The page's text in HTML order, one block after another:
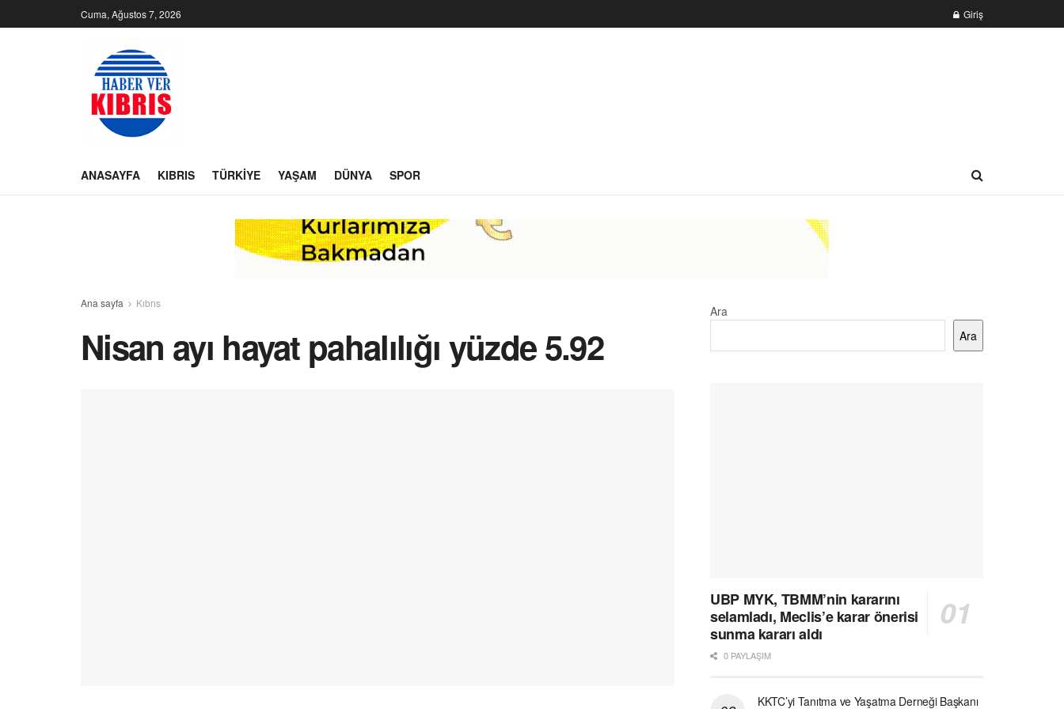
Cuma, Ağustos 7, 2026 Giriş
ANASAYFA KIBRIS TÜRKIYE YAŞAM DÜNYA SPOR
Ana sayfa Kıbrıs
Nisan ayı hayat pahalılığı yüzde 5.92
Ara
Ara
UBP MYK, TBMM’nin kararını
selamladı, Meclis’e karar önerisi
sunma kararı aldı
0 PAYLAŞIM
KKTC’yi Tanıtma ve Yaşatma Derneği Başkanı